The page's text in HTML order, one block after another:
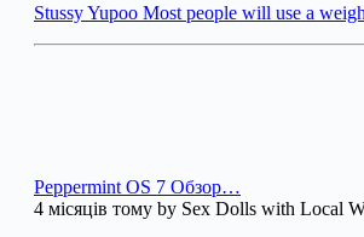
Stussy Yupoo Most people will use a
Peppermint OS 7 Обзор…
4 місяців тому by Sex Dolls with Local